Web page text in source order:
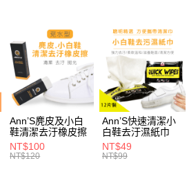
【大哥付你分期使用說明】
1.本服務由台灣大哥大提供，台灣大哥大用戶可
2.付款方式選擇「大哥付你分期」，訂單成立後
流程，驗證手機門號後，選擇欲分期的期數、繳
完成交易。
3.實際核准額度、可分期數及費用金額請依後續
4.訂單成立30分鐘內，如未前往確認交易或遇審
消。如遇「轉專審核」未通過狀況，表示未達大
無法說明評估內容。
【繳款方式說明】
1.分期款項不併入電信帳單，「大哥付你分期」
AFTEE先享後付
相關說明
【關於「AFTEE先享後付」】
AFTEE先享後付是「在收到商品之後才付款」
便利好安心！
１．簡單：不需註冊會員、不需綁卡、不需儲值
２．便利：只要手機號碼，簡訊認證，即可結帳
３．安心：先確認商品／服務後，再付款。
【「AFTEE先享後付」結帳流程】
ATM付款
運送方式
全家付款取貨
Ann’S麂皮及小白
鞋清潔去汙橡皮擦
NT$100
NT$120
Ann’S快速清潔小
白鞋去汙濕紙巾
NT$49
NT$99